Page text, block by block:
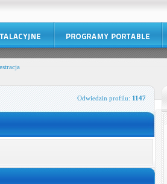
Odwiedzin profilu:1147